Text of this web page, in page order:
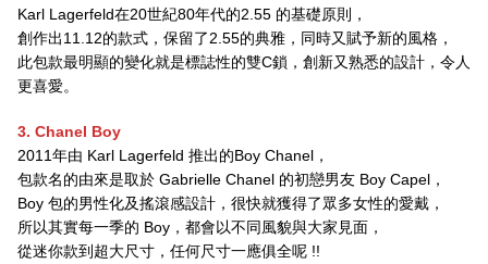
Karl Lagerfeld在20世紀80年代的2.55 的基礎原則，
創作出11.12的款式，保留了2.55的典雅，同時又賦予新的風格，
此包款最明顯的變化就是標誌性的雙C鎖，創新又熟悉的設計，令人
更喜愛。
3. Chanel Boy
2011年由 Karl Lagerfeld 推出的Boy Chanel，
包款名的由來是取於 Gabrielle Chanel 的初戀男友 Boy Capel，
Boy 包的男性化及搖滾感設計，很快就獲得了眾多女性的愛戴，
所以其實每一季的 Boy，都會以不同風貌與大家見面，
從迷你款到超大尺寸，任何尺寸一應俱全呢 !!